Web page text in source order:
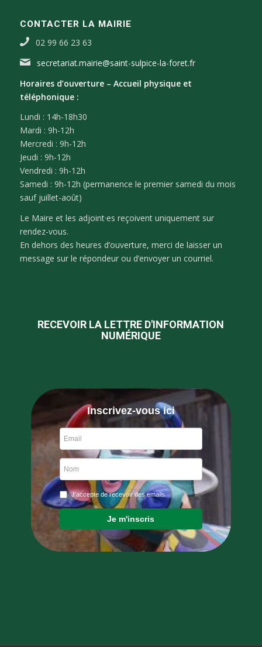
CONTACTER LA MAIRIE
02 99 66 23 63
secretariat.mairie@saint-sulpice-la-foret.fr
Horaires d’ouverture – Accueil physique et
téléphonique :
Lundi : 14h-18h30
Mardi : 9h-12h
Mercredi : 9h-12h
Jeudi : 9h-12h
Vendredi : 9h-12h
Samedi : 9h-12h (permanence le premier samedi du mois
sauf juillet-août)
Le Maire et les adjoint·es reçoivent uniquement sur
rendez-vous.
En dehors des heures d’ouverture, merci de laisser un
message sur le répondeur ou d’envoyer un courriel.
RECEVOIR LA LETTRE D'INFORMATION
NUMÉRIQUE
Inscrivez-vous ici
J'accepte de recevoir des emails
Je m'inscris